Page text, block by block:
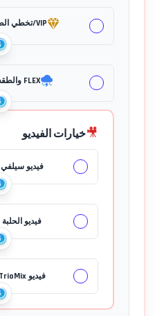
جهات الاتصال
VIP/تخطي الطابور
FLEX والطقس
🎥خيارات الفيديو
فيديو سيلفي
فيديو الحلبة
فيديو TrioMix